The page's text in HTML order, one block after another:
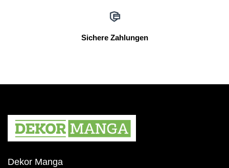
Sichere Zahlungen
Dekor Manga